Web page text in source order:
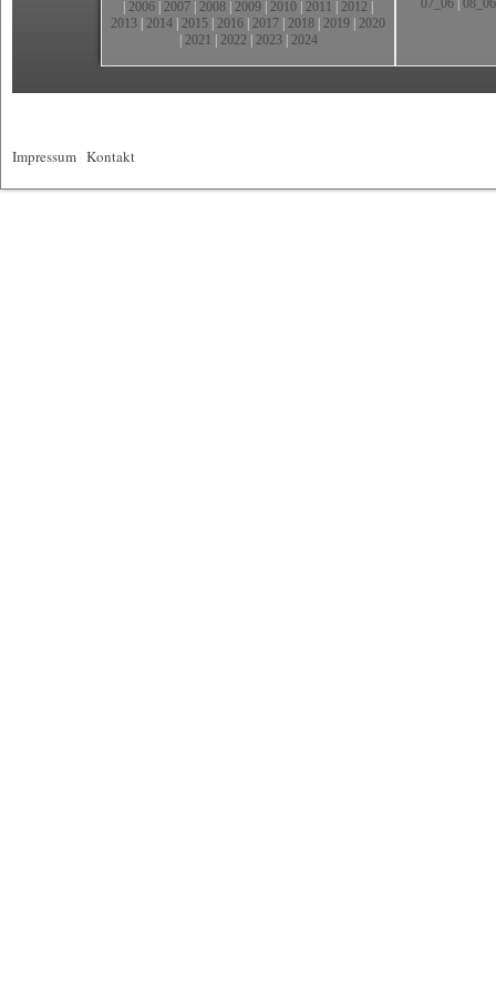
2006 2007 2008 2009 2010 2011 2012
2013 2014 2015 2016 2017 2018 2019 2020
2021 2022 2023| 2024
07_06 08_06
Impressum Kontakt